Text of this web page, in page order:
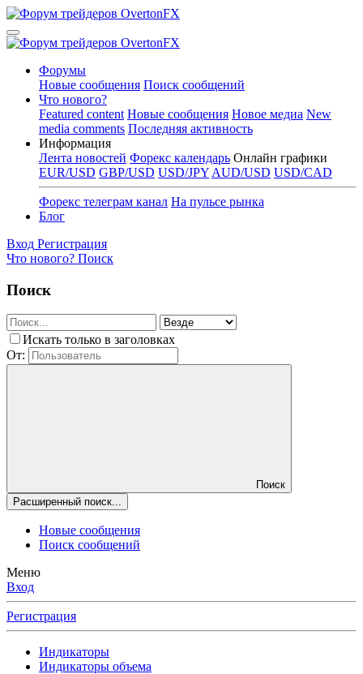
Форумы
Новые сообщения Поиск сообщений
Что нового?
Featured content Новые сообщения Новое медиа New
media comments Последняя активность
Информация
Лента новостей Форекс календарь Онлайн графики
EUR/USD GBP/USD USD/JPY AUD/USD USD/CAD
Форекс телеграм канал На пульсе рынка
Блог
Вход Регистрация
Что нового? Поиск
Поиск
Искать только в заголовках
От:
Поиск
Расширенный поиск...
Новые сообщения
Поиск сообщений
Меню
Вход
Регистрация
Индикаторы
Индикаторы объема